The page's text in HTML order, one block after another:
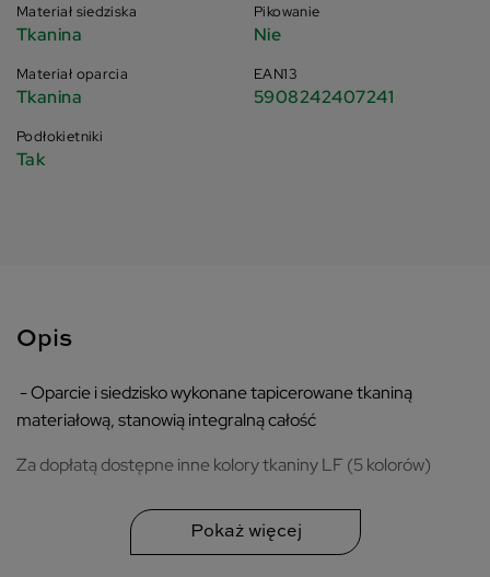
Materiał siedziska
Tkanina
Materiał oparcia
Tkanina
Podłokietniki
Tak
Pikowanie
Nie
EAN13
5908242407241
Opis
- Oparcie i siedzisko wykonane tapicerowane tkaniną
materiałową, stanowią integralną całość
Za dopłatą dostępne inne kolory tkaniny LF (5 kolorów)
- Nogi krzesła wykonane z chromowanej stali